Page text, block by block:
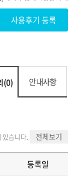
(0) 안내사항